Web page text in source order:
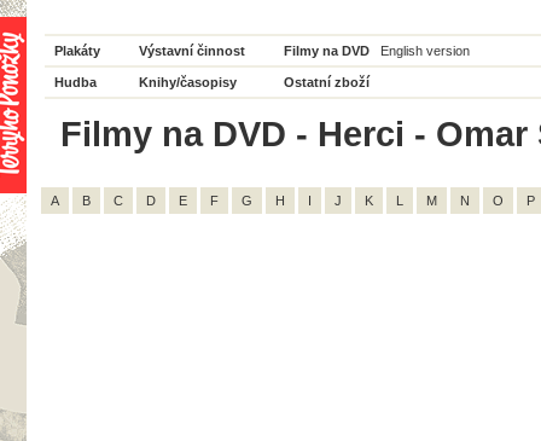
Plakáty Výstavní činnost Filmy na DVD English version
Hudba Knihy/časopisy Ostatní zboží
Filmy na DVD - Herci -
A B C D E F G H I J K L M N O P